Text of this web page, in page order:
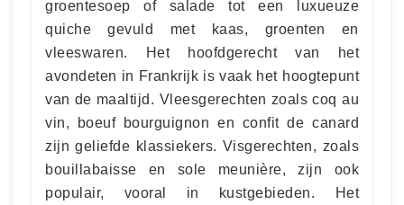
groentesoep of salade tot een luxueuze
quiche gevuld met kaas, groenten en
vleeswaren. Het hoofdgerecht van het
avondeten in Frankrijk is vaak het hoogtepunt
van de maaltijd. Vleesgerechten zoals coq au
vin, boeuf bourguignon en confit de canard
zijn geliefde klassiekers. Visgerechten, zoals
bouillabaisse en sole meunière, zijn ook
populair, vooral in kustgebieden. Het